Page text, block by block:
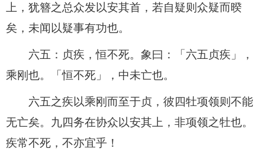
上，犹簪之总众发以安其首，若自疑则众疑而暌
矣，未闻以疑事有功也。
六五：贞疾，恒不死。象曰：「六五贞疾」，
乘刚也。「恒不死」，中未亡也。
六五之疾以乘刚而至于贞，彼四牡项领则不能
无亡矣。九四务在协众以安其上，非项领之牡也。
疾常不死，不亦宜乎！